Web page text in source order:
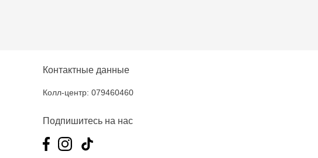
Socoleni, 7
Multistore Centru - bd. Cantemir,
Контактные данные
Колл-центр: 079460460
Подпишитесь на нас